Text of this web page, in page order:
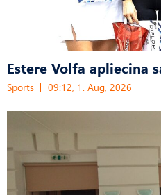
Estere Volfa apliecina
Sports 09:12, 1. Aug, 2026